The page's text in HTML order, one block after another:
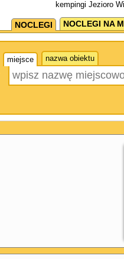
kempingi Jezioro
NOCLEGI NOCLEGI NA
miejsce nazwa obiektu